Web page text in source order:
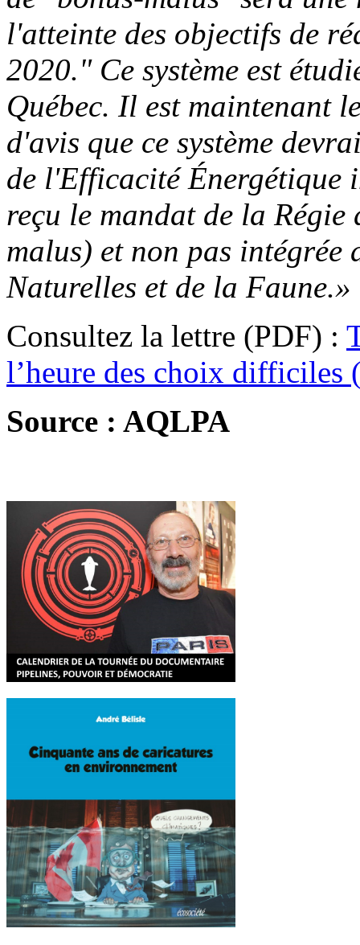
l'atteinte des objectifs de
2020." Ce système est
Québec. Il est maintenant
d'avis que ce système
de l'Efficacité Énergétique
reçu le mandat de la
malus) et non pas intégrée
Naturelles et de la Faune.»
Consultez la lettre (PDF) :
l’heure des choix difficiles
Source : AQLPA